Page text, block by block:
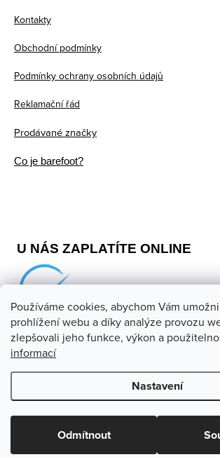
Používáme cookies, abychom Vám
prohlížení webu a díky analýze provozu
zlepšovali jeho funkce, výkon a
informací
Nastavení
Odmítnout
Kontakty
Obchodní podmínky
Podmínky ochrany osobních údajů
Reklamační řád
Prodávané značky
Co je barefoot?
U NÁS ZAPLATÍTE ONLINE
Upravit nastavení cookies